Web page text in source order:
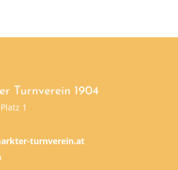
Turnverein 1904
1
turnverein.at